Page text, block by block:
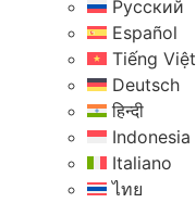
Русский
Español
Tiếng Việt
Deutsch
हिन्दी
Indonesia
Italiano
ไทย